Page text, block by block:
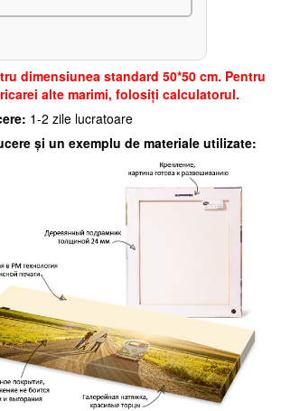
dimensiunea standard 50*50 cm. Pentru
alte marimi, folosiți calculatorul.
1-2 zile lucratoare
și un exemplu de materiale utilizate: